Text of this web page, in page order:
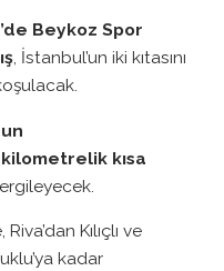
Beykoz Spor
, İstanbul’un iki kıtasını
kilometrelik kısa
Kılıçlı ve
kadar